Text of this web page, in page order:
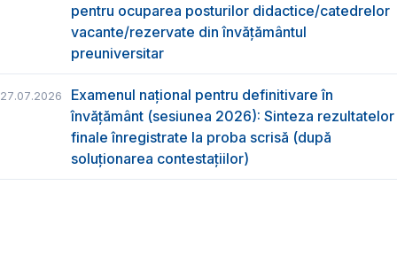
pentru ocuparea posturilor didactice/catedrelor
vacante/rezervate din învăţământul
preuniversitar
27.07.2026
Examenul național pentru definitivare în
învățământ (sesiunea 2026): Sinteza rezultatelor
finale înregistrate la proba scrisă (după
soluționarea contestațiilor)